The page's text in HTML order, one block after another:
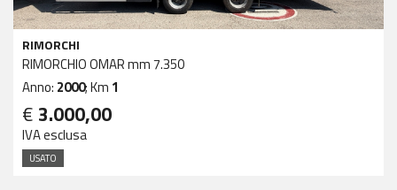
RIMORCHI
RIMORCHIO OMAR mm 7.350
Anno: 2000; Km 1
€ 3.000,00
IVA esclusa
USATO